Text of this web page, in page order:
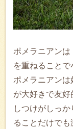
ポメラニアン
を重ねることで
ポメラニアン
が大好きで友好
しつけがしっ
ることだけで